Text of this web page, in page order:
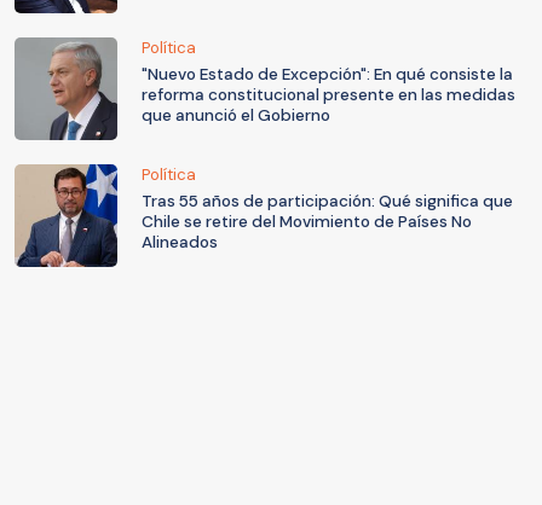
Política
"Nuevo Estado de Excepción": En qué consiste la
reforma constitucional presente en las medidas
que anunció el Gobierno
Política
Tras 55 años de participación: Qué significa que
Chile se retire del Movimiento de Países No
Alineados